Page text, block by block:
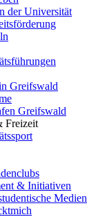
der Universität
Greifswald
Greifswald
Freizeit
& Initiativen
Medien